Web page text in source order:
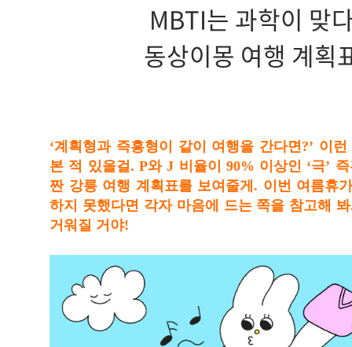
MBTI는 과학이 맞
동상이몽 여행 계획
‘계획형과 즉흥형이 같이 여행을 간다면?’ 이
본 적 있을걸. P와 J 비율이 90% 이상인 ‘극’
짠 강릉 여행 계획표를 보여줄게. 이번 여름휴
하지 못했다면 각자 마음에 드는 쪽을 참고해
거워질 거야!